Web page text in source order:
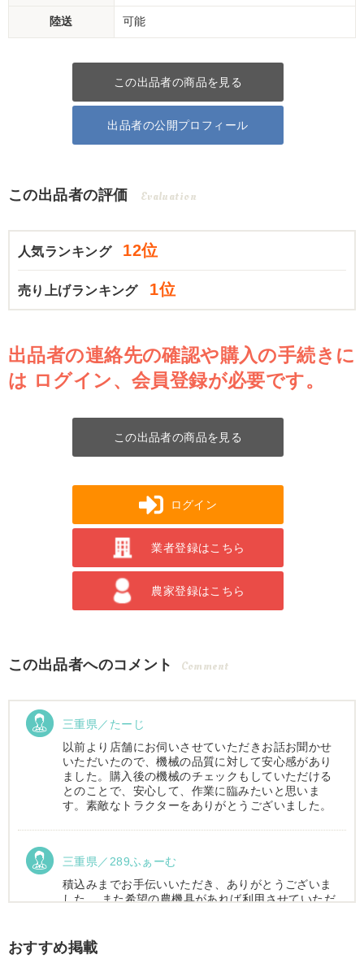
陸送 可能
この出品者の商品を見る
出品者の公開プロフィール
この出品者の評価 Evaluation
人気ランキング 12位
売り上げランキング 1位
出品者の連絡先の確認や購入の手続きに
は ログイン、会員登録が必要です。
この出品者の商品を見る
ログイン
業者登録はこちら
農家登録はこちら
この出品者へのコメント Comment
三重県／たーじ
以前より店舗にお伺いさせていただきお話お聞かせ
いただいたので、機械の品質に対して安心感があり
ました。購入後の機械のチェックもしていただける
とのことで、安心して、作業に臨みたいと思いま
す。素敵なトラクターをありがとうございました。
三重県／289ふぁーむ
積込みまでお手伝いいただき、ありがとうございま
した。 また希望の農機具があれば利用させていただ
おすすめ掲載